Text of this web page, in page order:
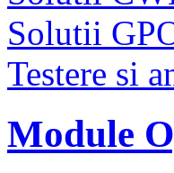
Solutii
Testere si
Module